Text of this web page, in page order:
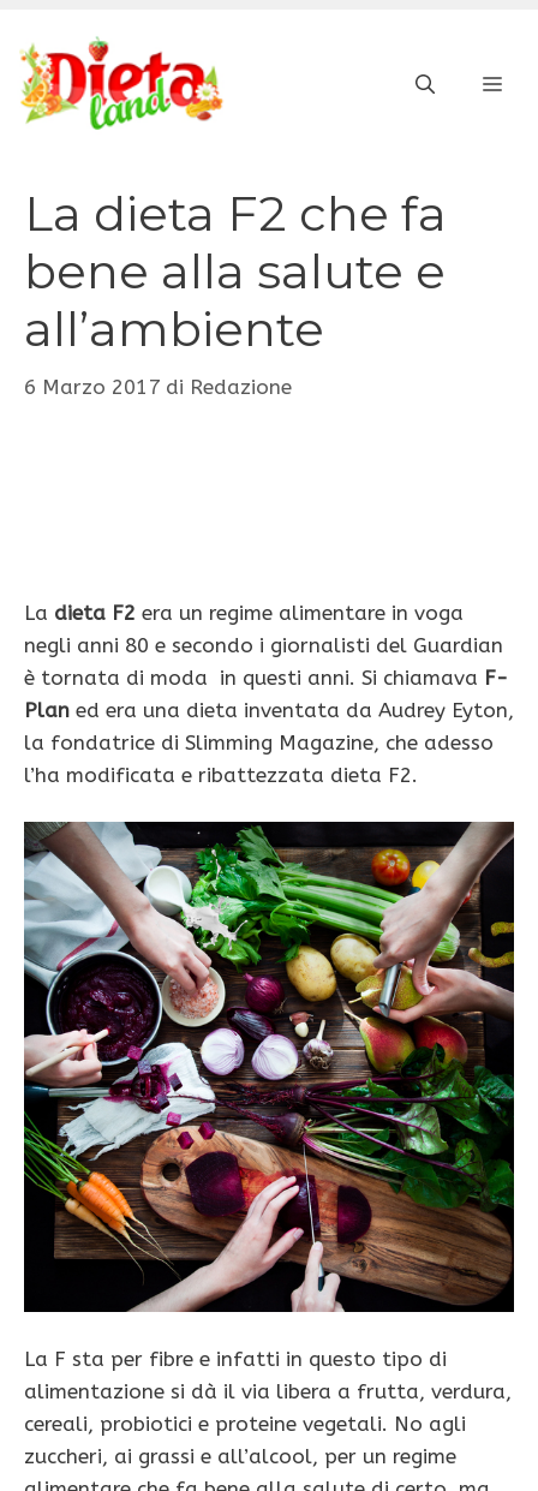
contenuto
La dieta F2 che fa
bene alla salute e
all’ambiente
6 Marzo 2017 di Redazione
La dieta F2 era un regime alimentare in voga
negli anni 80 e secondo i giornalisti del Guardian
è tornata di moda in questi anni. Si chiamava F-
Plan ed era una dieta inventata da Audrey Eyton,
la fondatrice di Slimming Magazine, che adesso
l’ha modificata e ribattezzata dieta F2.
La F sta per fibre e infatti in questo tipo di
alimentazione si dà il via libera a frutta, verdura,
cereali, probiotici e proteine vegetali. No agli
zuccheri, ai grassi e all’alcool, per un regime